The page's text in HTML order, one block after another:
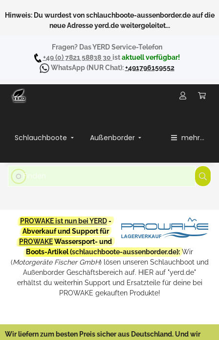
Hinweis: Du wurdest von schlauchboote-aussenborder.de auf die
neue Adresse yerd.de weitergeleitet...
Fragen? Das YERD Service-Telefon
+49 (0) 7821 58838 30 istaktuell verfügbar!
WhatsApp(NUR Chat):+491796159552
Schlauchboote Außenborder mehr...
PROWAKE ist nun bei YERD-
Abverkauf und Support für
PROWAKEWassersport- und
Boots-Artikel (schlauchboote-aussenborder.de): Wir
(Motorgeräte Fischer GmbH) lösen unseren Schlauchboot und
Außenborder Geschäftsbereich auf. HIER auf "yerd.de"
erhältst du weiterhin Support und Ersatzteile für deine bei
PROWAKE gekauften Produkte!
Wir liefern zum besten Preis sicher aus Deutschland. Und wir